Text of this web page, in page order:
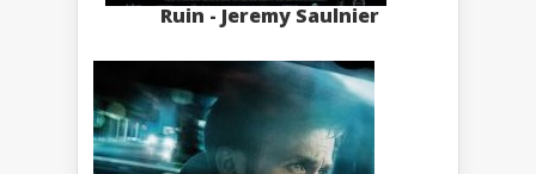
Ruin - Jeremy Saulnier